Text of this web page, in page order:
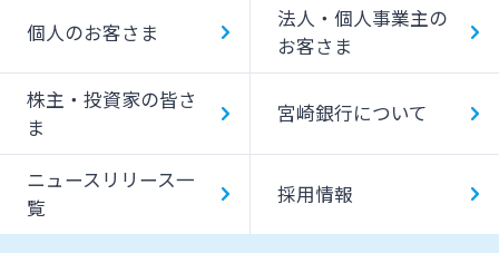
個人のお客さま
法人・個人事業主の
お客さま
株主・投資家の皆さ
ま
宮崎銀行について
ニュースリリース一
覧
採用情報